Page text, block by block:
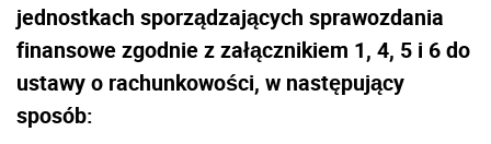
jednostkach sporządzających sprawozdania
finansowe zgodnie z załącznikiem 1, 4, 5 i 6 do
ustawy o rachunkowości, w następujący
sposób: